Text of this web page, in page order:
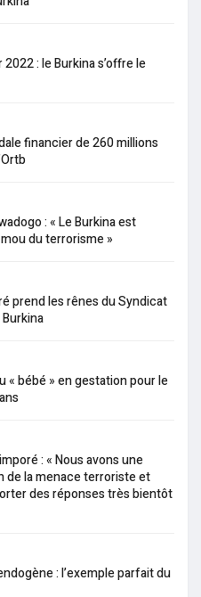
: le Burkina s’offre le
financier de 260 millions
: « Le Burkina est
du terrorisme »
prend les rênes du Syndicat
« bébé » en gestation pour le
: « Nous avons une
de la menace terroriste et
des réponses très bientôt
: l’exemple parfait du